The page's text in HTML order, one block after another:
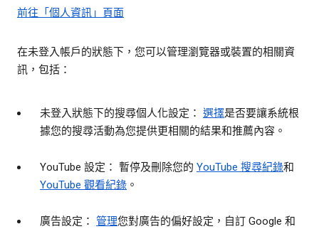
前往「個人資訊」頁面
在未登入帳戶的狀態下，您可以管理瀏覽器或裝置的相關資
訊，包括：
未登入狀態下的搜尋個人化設定： 選擇是否要讓系統根
據您的搜尋活動為您提供更相關的結果和推薦內容。
YouTube 設定： 暫停及刪除您的 YouTube 搜尋紀錄和
YouTube 觀看紀錄 。
廣告設定： 管理您對廣告的偏好設定，自訂 Google 和